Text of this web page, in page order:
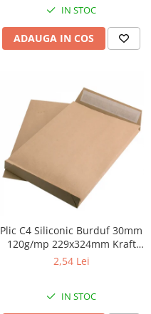
IN STOC
ADAUGA IN COS
Plic C4 Siliconic Burduf 30mm
120g/mp 229x324mm Kraft
Tip T, GPV
2,54 Lei
IN STOC